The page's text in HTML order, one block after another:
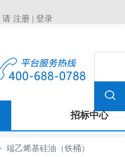
请 注册 登录
招标中心
端乙烯基硅油（铁桶）